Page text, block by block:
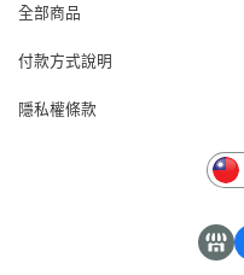
全部商品
付款方式說明
隱私權條款